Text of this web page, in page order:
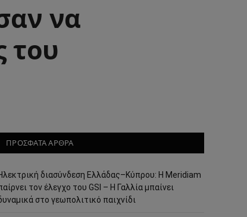
να
του
ΠΡΟΣΦΑΤΑ ΑΡΘΡΑ
διασύνδεση Ελλάδας–Κύπρου: Η Meridiam
τον έλεγχο του GSI – Η Γαλλία μπαίνει
στο γεωπολιτικό παιχνίδι